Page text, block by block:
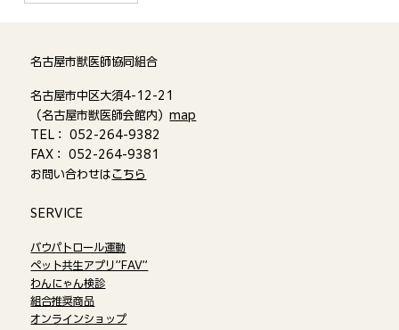
名古屋市獣医師協同組合
名古屋市中区大須4-12-21
（名古屋市獣医師会館内）map
TEL： 052-264-9382
FAX： 052-264-9381
お問い合わせはこちら
​SERVICE
バウパトロール運動
ペット共生アプリ”FAV”
わんにゃん検診
組合推奨商品
オンラインショップ​